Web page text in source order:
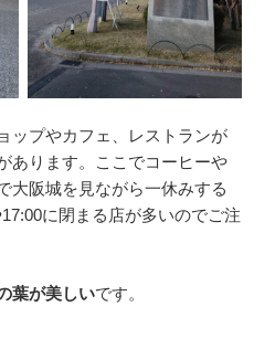
ップやカフェ、レストランが
あります。ここでコーヒーや
大阪城を見ながら一休みする
に閉まる店が多いのでご注
葉が美しいです。